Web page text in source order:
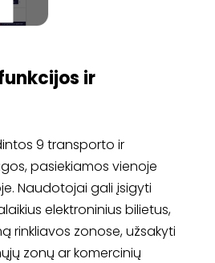
ir
9 transporto ir
pasiekiamos vienoje
Naudotojai gali įsigyti
elektroninius bilietus,
rinkliavos zonose, užsakyti
zonų ar komercinių